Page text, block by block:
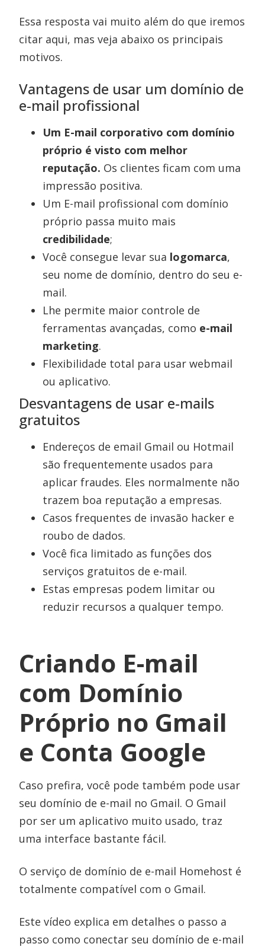
Essa resposta vai muito além do que iremos
citar aqui, mas veja abaixo os principais
motivos.
Vantagens de usar um domínio de
e-mail profissional
Um E-mail corporativo com domínio
próprio é visto com melhor
reputação. Os clientes ficam com uma
impressão positiva.
Um E-mail profissional com domínio
próprio passa muito mais
credibilidade;
Você consegue levar sua logomarca,
seu nome de domínio, dentro do seu e-
mail.
Lhe permite maior controle de
ferramentas avançadas, como e-mail
marketing.
Flexibilidade total para usar webmail
ou aplicativo.
Desvantagens de usar e-mails
gratuitos
Endereços de email Gmail ou Hotmail
são frequentemente usados para
aplicar fraudes. Eles normalmente não
trazem boa reputação a empresas.
Casos frequentes de invasão hacker e
roubo de dados.
Você fica limitado as funções dos
serviços gratuitos de e-mail.
Estas empresas podem limitar ou
reduzir recursos a qualquer tempo.
Criando E-mail
com Domínio
Próprio no Gmail
e Conta Google
Caso prefira, você pode também pode usar
seu domínio de e-mail no Gmail. O Gmail
por ser um aplicativo muito usado, traz
uma interface bastante fácil.
O serviço de domínio de e-mail Homehost é
totalmente compatível com o Gmail.
Este vídeo explica em detalhes o passo a
passo como conectar seu domínio de e-mail